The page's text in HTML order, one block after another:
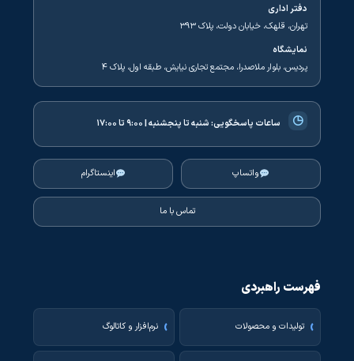
دفتر اداری
تهران، قلهک، خیابان دولت، پلاک ۳۹۳
نمایشگاه
پردیس، بلوار ملاصدرا، مجتمع تجاری نیایش، طبقه اول، پلاک ۴
◷ ساعات پاسخگویی:شنبه تا پنجشنبه | ۹:۰۰ تا ۱۷:۰۰
واتساپ اینستاگرام
تماس با ما
فهرست راهبردی
تولیدات و محصولات نرم‌افزار و کاتالوگ